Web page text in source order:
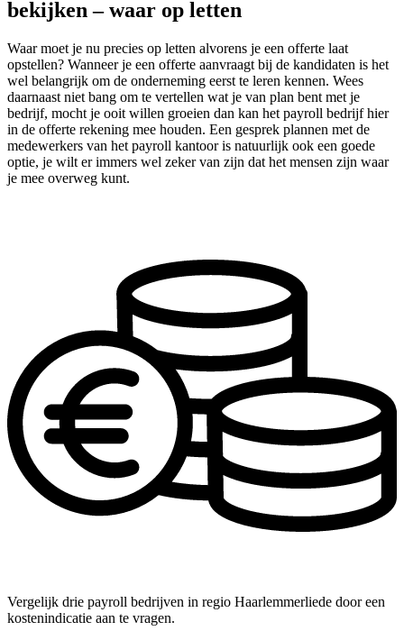
bekijken – waar op letten
Waar moet je nu precies op letten alvorens je een offerte laat
opstellen? Wanneer je een offerte aanvraagt bij de kandidaten is het
wel belangrijk om de onderneming eerst te leren kennen. Wees
daarnaast niet bang om te vertellen wat je van plan bent met je
bedrijf, mocht je ooit willen groeien dan kan het payroll bedrijf hier
in de offerte rekening mee houden. Een gesprek plannen met de
medewerkers van het payroll kantoor is natuurlijk ook een goede
optie, je wilt er immers wel zeker van zijn dat het mensen zijn waar
je mee overweg kunt.
Vergelijk drie payroll bedrijven in regio Haarlemmerliede door een
kostenindicatie aan te vragen.